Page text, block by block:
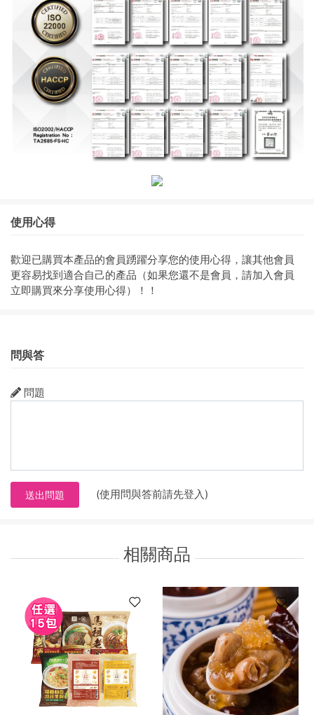
使用心得
歡迎已購買本產品的會員踴躍分享您的使用心得，讓其他會員
更容易找到適合自己的產品（如果您還不是會員，請加入會員
立即購買來分享使用心得）！！
問與答
問題
送出問題 (使用問與答前請先登入)
相關商品